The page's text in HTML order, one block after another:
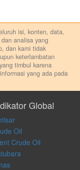
isi, konten, data,
analisa yang
dan kami tidak
keterlambatan
timbul karena
yang ada pada
untuk
yang terkait dengan
jawab
kondisi dan situasi
maupun tidak
Global
Oil
Crude Oil